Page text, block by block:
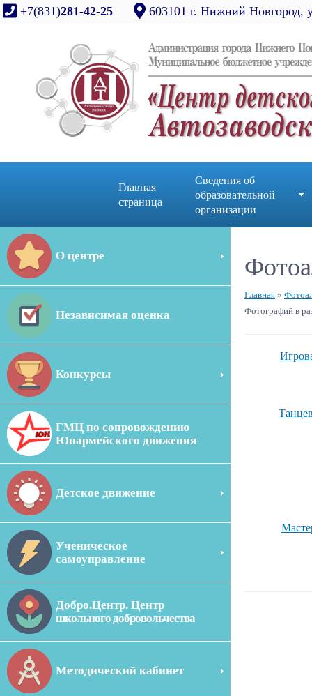
+7(831)281-42-25 603101 г. Нижний Новгород,
Главная
страница
Сведения об
образовательной
организации
О центре
Независимая оценка
Конкурсы
ГМЦ по сопровождению
Юнармейского движения
Детское движение
Ученическое
самоуправление
Добро.Центр. Центр
школьного добровольчества
Методический кабинет
Главная »
Фотографий в